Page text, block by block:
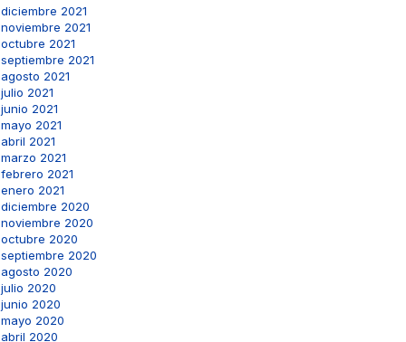
diciembre 2021
noviembre 2021
octubre 2021
septiembre 2021
agosto 2021
julio 2021
junio 2021
mayo 2021
abril 2021
marzo 2021
febrero 2021
enero 2021
diciembre 2020
noviembre 2020
octubre 2020
septiembre 2020
agosto 2020
julio 2020
junio 2020
mayo 2020
abril 2020